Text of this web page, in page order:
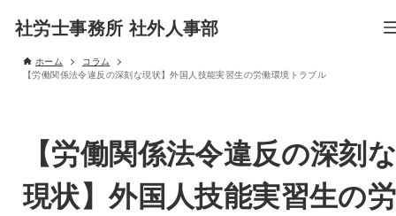
社労士事務所 社外人事部
ホーム
コラム
【労働関係法令違反の深刻な現状】外国人技能実習生の労働環境トラブル
【労働関係法令違反の深刻
現状】外国人技能実習生の労